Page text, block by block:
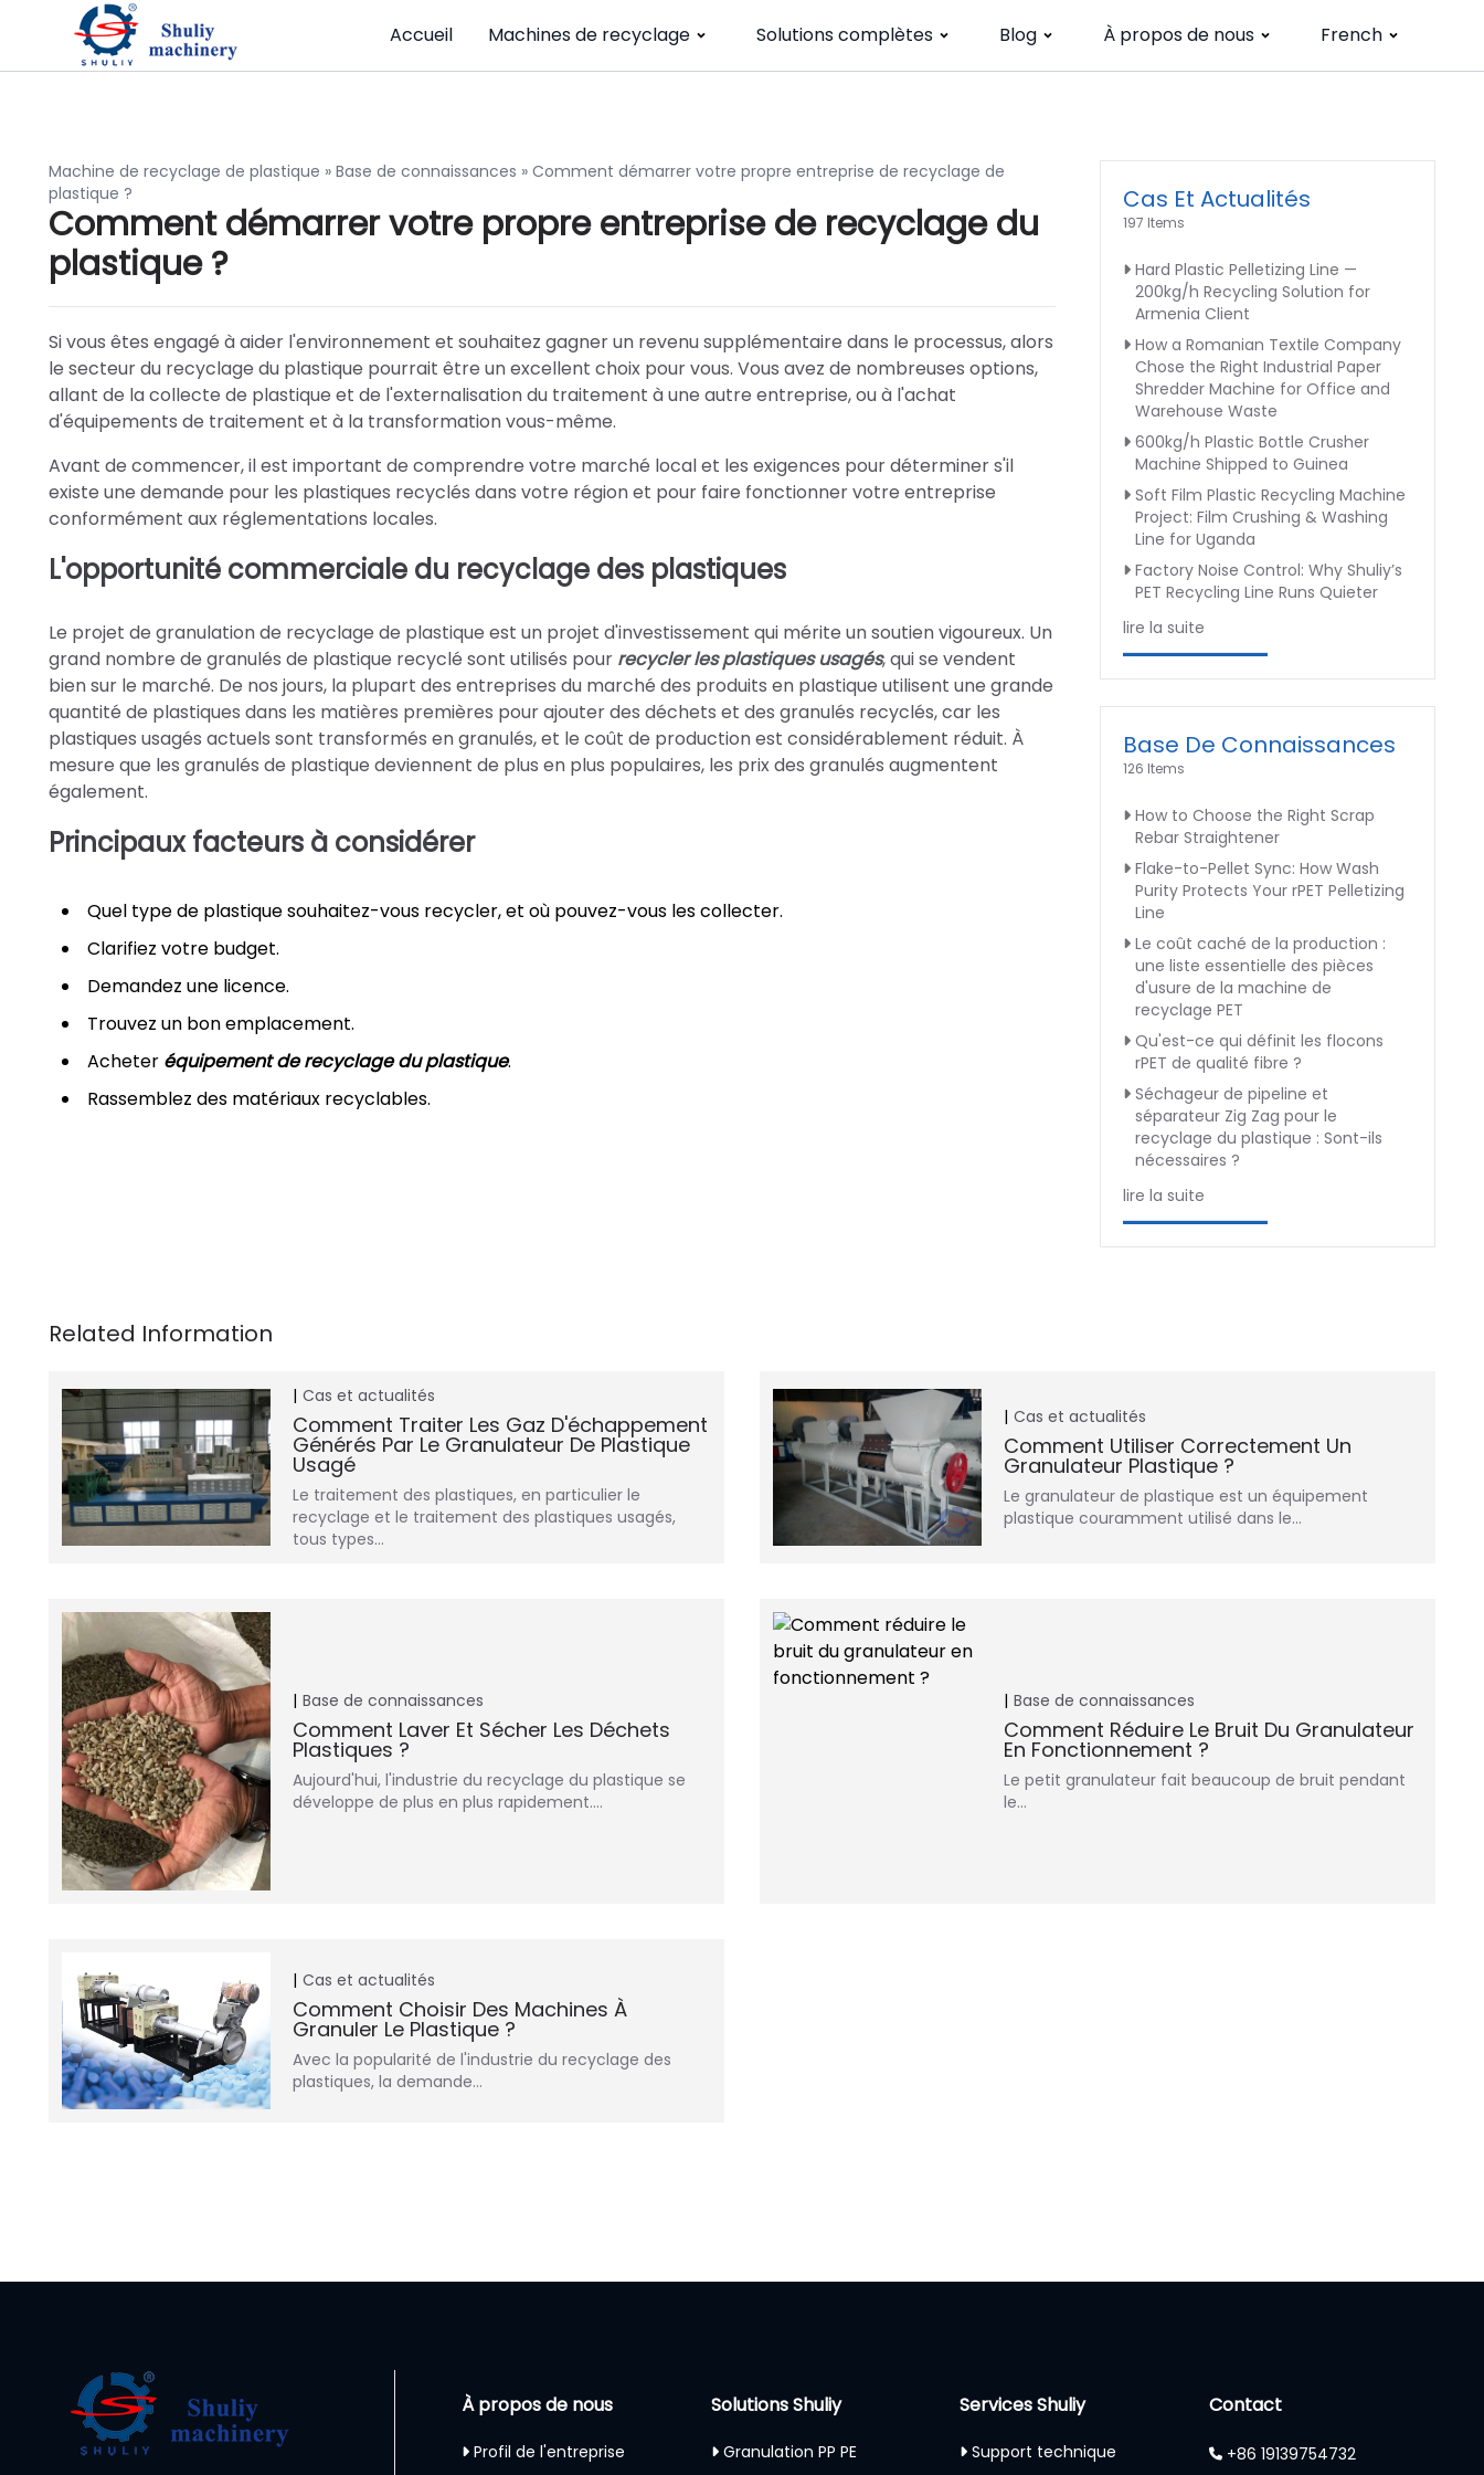
Accueil Machines de recyclage Solutions complètes Blog À propos de nous French
Machine de recyclage de plastique » Base de connaissances » Comment démarrer votre propre entreprise de recyclage de
plastique ?
Comment démarrer votre propre entreprise de recyclage du
plastique ?
Si vous êtes engagé à aider l'environnement et souhaitez gagner un revenu supplémentaire dans le processus, alors
le secteur du recyclage du plastique pourrait être un excellent choix pour vous. Vous avez de nombreuses options,
allant de la collecte de plastique et de l'externalisation du traitement à une autre entreprise, ou à l'achat
d'équipements de traitement et à la transformation vous-même.
Avant de commencer, il est important de comprendre votre marché local et les exigences pour déterminer s'il
existe une demande pour les plastiques recyclés dans votre région et pour faire fonctionner votre entreprise
conformément aux réglementations locales.
L'opportunité commerciale du recyclage des plastiques
Le projet de granulation de recyclage de plastique est un projet d'investissement qui mérite un soutien vigoureux. Un
grand nombre de granulés de plastique recyclé sont utilisés pour recycler les plastiques usagés, qui se vendent
bien sur le marché. De nos jours, la plupart des entreprises du marché des produits en plastique utilisent une grande
quantité de plastiques dans les matières premières pour ajouter des déchets et des granulés recyclés, car les
plastiques usagés actuels sont transformés en granulés, et le coût de production est considérablement réduit. À
mesure que les granulés de plastique deviennent de plus en plus populaires, les prix des granulés augmentent
également.
Principaux facteurs à considérer
Quel type de plastique souhaitez-vous recycler, et où pouvez-vous les collecter.
Clarifiez votre budget.
Demandez une licence.
Trouvez un bon emplacement.
Acheter équipement de recyclage du plastique.
Rassemblez des matériaux recyclables.
Cas Et Actualités
197 Items
Hard Plastic Pelletizing Line —
200kg/h Recycling Solution for
Armenia Client
How a Romanian Textile Company
Chose the Right Industrial Paper
Shredder Machine for Office and
Warehouse Waste
600kg/h Plastic Bottle Crusher
Machine Shipped to Guinea
Soft Film Plastic Recycling Machine
Project: Film Crushing & Washing
Line for Uganda
Factory Noise Control: Why Shuliy’s
PET Recycling Line Runs Quieter
lire la suite
Base De Connaissances
126 Items
How to Choose the Right Scrap
Rebar Straightener
Flake-to-Pellet Sync: How Wash
Purity Protects Your rPET Pelletizing
Line
Le coût caché de la production :
une liste essentielle des pièces
d'usure de la machine de
recyclage PET
Qu'est-ce qui définit les flocons
rPET de qualité fibre ?
Séchageur de pipeline et
séparateur Zig Zag pour le
recyclage du plastique : Sont-ils
nécessaires ?
lire la suite
Cas et actualités
Comment Traiter Les Gaz D'échappement
Générés Par Le Granulateur De Plastique
Usagé
Le traitement des plastiques, en particulier le
recyclage et le traitement des plastiques usagés,
tous types…
Cas et actualités
Comment Utiliser Correctement Un
Granulateur Plastique ?
Le granulateur de plastique est un équipement
plastique couramment utilisé dans le…
Base de connaissances
Comment Laver Et Sécher Les Déchets
Plastiques ?
Aujourd'hui, l'industrie du recyclage du plastique se
développe de plus en plus rapidement.…
Base de connaissances
Comment Réduire Le Bruit Du Granulateur
En Fonctionnement ?
Le petit granulateur fait beaucoup de bruit pendant
le…
Cas et actualités
Comment Choisir Des Machines À
Granuler Le Plastique ?
Avec la popularité de l'industrie du recyclage des
plastiques, la demande…
À propos de nous
Profil de l'entreprise
Solutions Shuliy
Granulation PP PE
Services Shuliy
Support technique
Contact
+86 19139754732